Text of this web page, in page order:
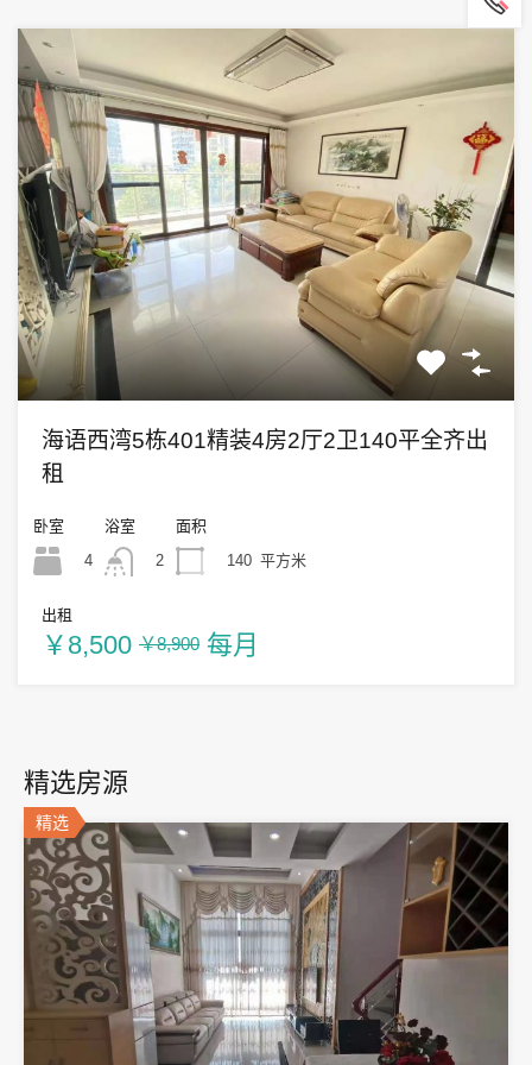
海语西湾5栋401精装4房2厅2卫140平全齐出
租
卧室
4
浴室
2
面积
140 平方米
出租
￥8,500 ￥8,900 每月
精选房源
精选